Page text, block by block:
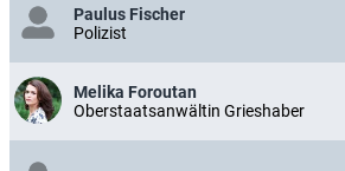
Paulus Fischer
Polizist
Melika Foroutan
Oberstaatsanwältin Grieshaber